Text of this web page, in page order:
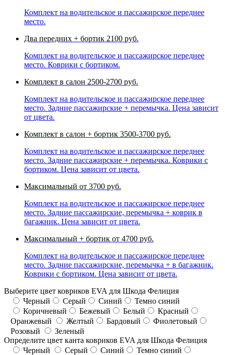
Комплект на водительское и пассажирское переднее
место.
Два передних + бортик 2100 руб.
Комплект на водительское и пассажирское переднее
место. Коврики с бортиком.
Комплект в салон 2500-2700 руб.
Комплект на водительское и пассажирское переднее
место. Задние пассажирские + перемычка. Цена зависит
от цвета.
Комплект в салон + бортик 3500-3700 руб.
Комплект на водительское и пассажирское переднее
место. Задние пассажирские + перемычка. Коврики с
бортиком. Цена зависит от цвета.
Максимальный от 3700 руб.
Комплект на водительское и пассажирское переднее
место. Задние пассажирские, перемычка + коврик в
багажник. Цена зависит от цвета.
Максимальный + бортик от 4700 руб.
Комплект на водительское и пассажирское переднее
место. Задние пассажирские, перемычка + в багажник.
Коврики с бортиком. Цена зависит от цвета.
Выберите цвет ковриков EVA для Шкода Фелиция
Черный
Серый Синий
Темно синий
Коричневый
Бежевый Белый
Красный
Оранжевый
Желтый Бардовый
Фиолетовый
Розовый
Зеленый
Определите цвет канта ковриков EVA для Шкода Фелиция
Черный
Серый Синий
Темно синий